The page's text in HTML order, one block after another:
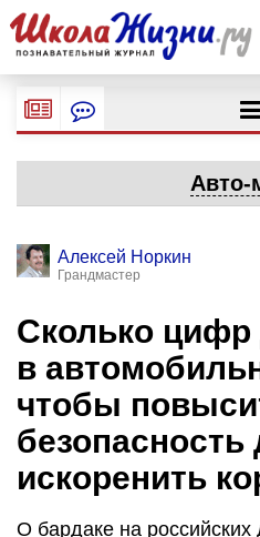
Авто-
Алексей Норкин
Грандмастер
Сколько
в
чтобы
искоренить
О бардаке на российских